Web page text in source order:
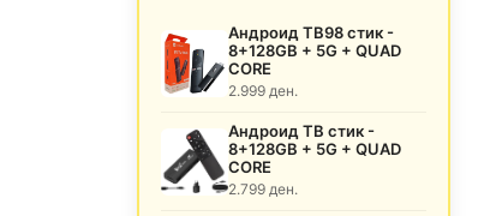
Андроид ТВ98 стик -
8+128GB + 5G + QUAD
CORE
2.999 ден.
Андроид ТВ стик -
8+128GB + 5G + QUAD
CORE
2.799 ден.